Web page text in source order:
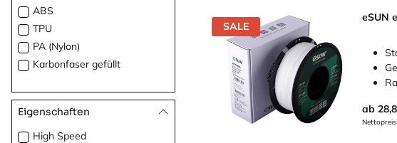
ABS
TPU
PA (Nylon)
Karbonfaser gefüllt
Eigenschaften
High Speed
SALE
eSUN
ab